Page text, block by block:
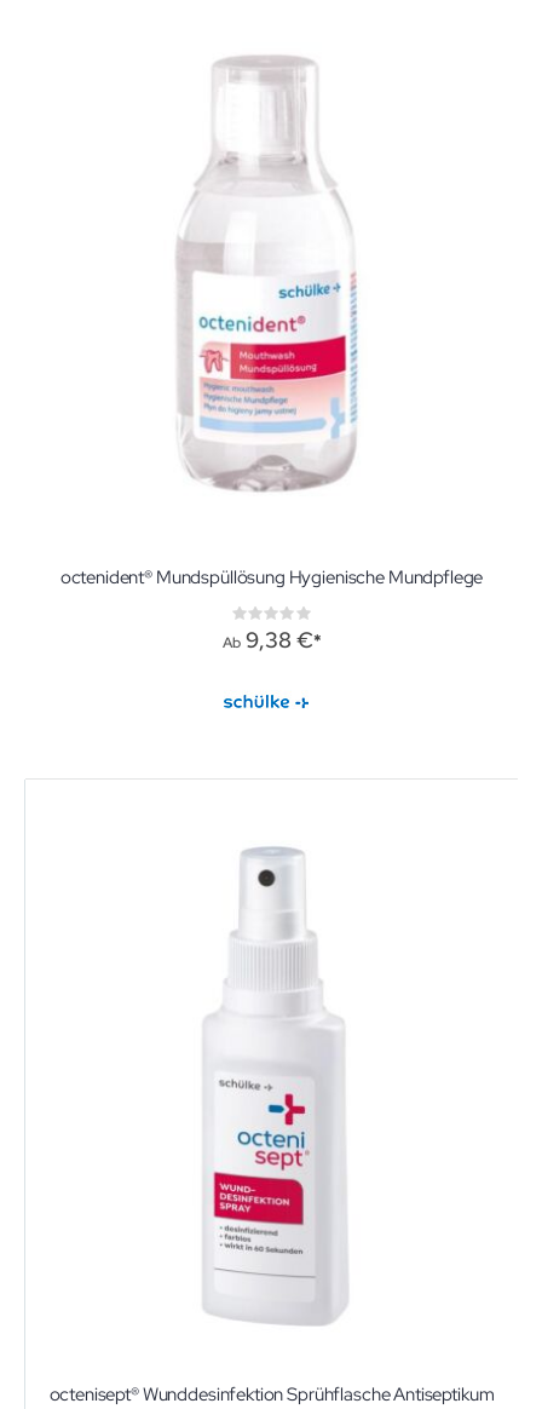
octenident® Mundspüllösung Hygienische Mundpflege
Rating:
0%
Ab 9,38 €
octenisept® Wunddesinfektion Sprühflasche Antiseptikum